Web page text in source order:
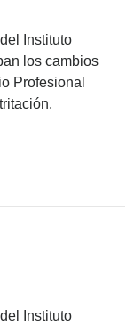
Instituto
los cambios
Profesional
Instituto